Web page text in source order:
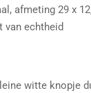
afmeting 29 x
van echtheid
witte knopje